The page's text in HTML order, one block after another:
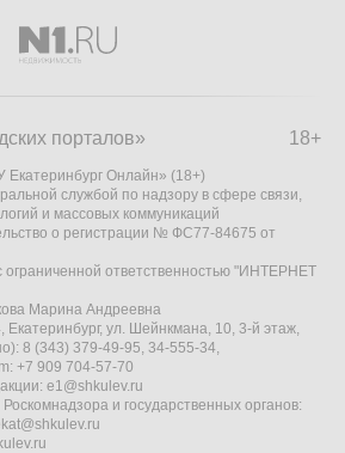
18+
порталов»
Онлайн» (18+)
службой по надзору в сфере связи,
и массовых коммуникаций
о регистрации № ФС77-84675 от
ограниченной ответственностью "ИНТЕРНЕТ
Марина Андреевна
ул. Шейнкмана, 10, 3-й этаж,
8 (343) 379-49-95, 34-555-34,
+7 909 704-57-70
e1@shkulev.ru
и государственных органов: